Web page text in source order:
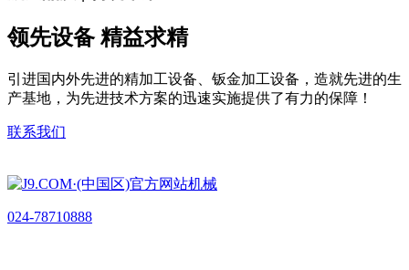
领先设备 精益求精
引进国内外先进的精加工设备、钣金加工设备，造就先进的生
产基地，为先进技术方案的迅速实施提供了有力的保障！
联系我们
024-78710888